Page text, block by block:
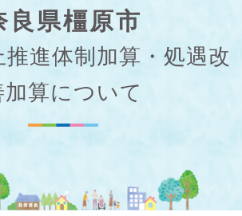
良県橿原市
進体制加算・処遇改
加算について